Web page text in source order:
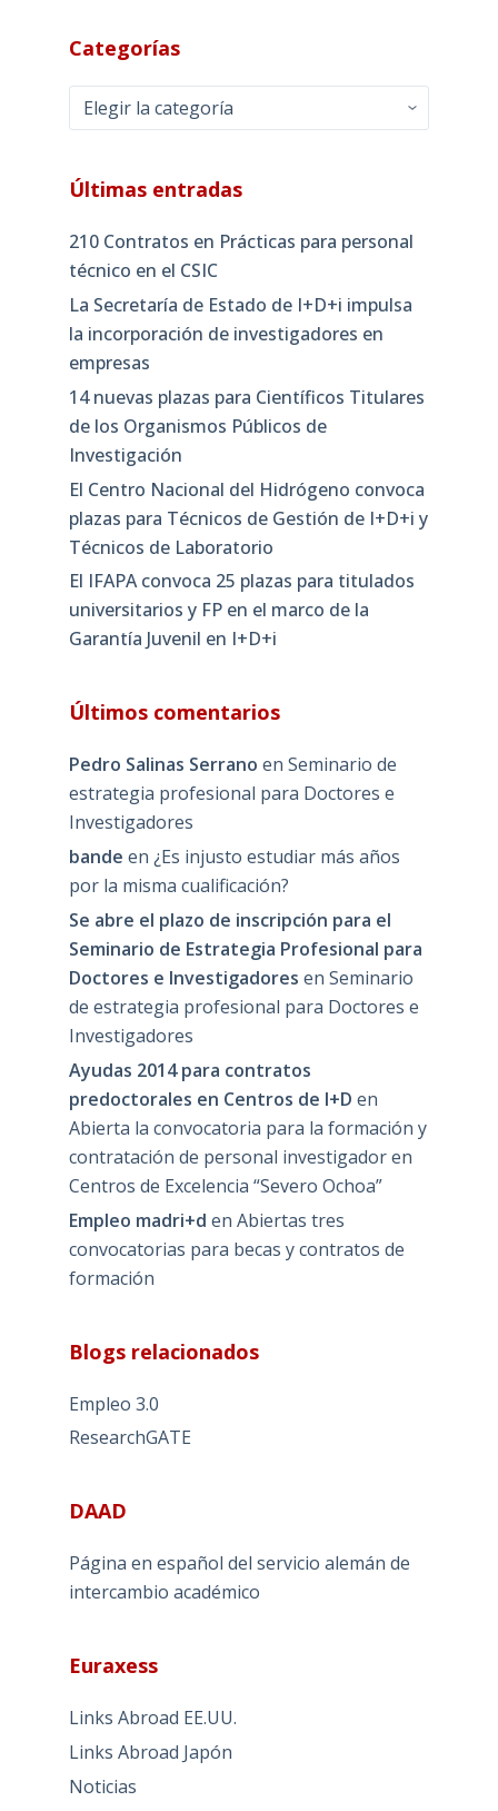
Categorías
Categorías
Últimas entradas
210 Contratos en Prácticas para personal
técnico en el CSIC
La Secretaría de Estado de I+D+i impulsa
la incorporación de investigadores en
empresas
14 nuevas plazas para Científicos Titulares
de los Organismos Públicos de
Investigación
El Centro Nacional del Hidrógeno convoca
plazas para Técnicos de Gestión de I+D+i y
Técnicos de Laboratorio
El IFAPA convoca 25 plazas para titulados
universitarios y FP en el marco de la
Garantía Juvenil en I+D+i
Últimos comentarios
Pedro Salinas Serrano en Seminario de
estrategia profesional para Doctores e
Investigadores
bande en ¿Es injusto estudiar más años
por la misma cualificación?
Se abre el plazo de inscripción para el
Seminario de Estrategia Profesional para
Doctores e Investigadores en Seminario
de estrategia profesional para Doctores e
Investigadores
Ayudas 2014 para contratos
predoctorales en Centros de I+D en
Abierta la convocatoria para la formación y
contratación de personal investigador en
Centros de Excelencia “Severo Ochoa”
Empleo madri+d en Abiertas tres
convocatorias para becas y contratos de
formación
Blogs relacionados
Empleo 3.0
ResearchGATE
DAAD
Página en español del servicio alemán de
intercambio académico
Euraxess
Links Abroad EE.UU.
Links Abroad Japón
Noticias